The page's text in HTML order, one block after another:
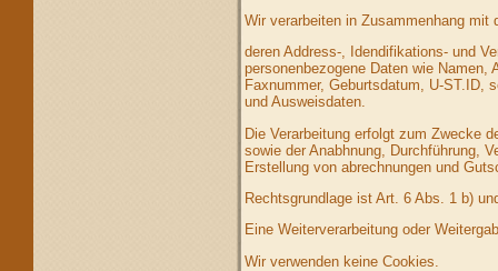
Wir verarbeiten in Zusammenhang mit
deren Address-, Idendifikations- und
personenbezogene Daten wie
Faxnummer, Geburtsdatum, U-ST.ID,
und Ausweisdaten.
Die Verarbeitung erfolgt zum Zwecke
sowie der Anabhnung, Durchführung,
Erstellung von abrechnungen und
Rechtsgrundlage ist Art. 6 Abs. 1 b)
Eine Weiterverarbeitung oder
Wir verwenden keine Cookies.